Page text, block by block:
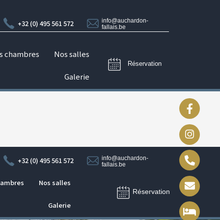
+32 (0) 495 561 572
info@auchardon-
fallais.be
chambres Nos salles
Galerie
Réservation
+32 (0) 495 561 572
info@auchardon-
fallais.be
Nos salles
Galerie
Réservation